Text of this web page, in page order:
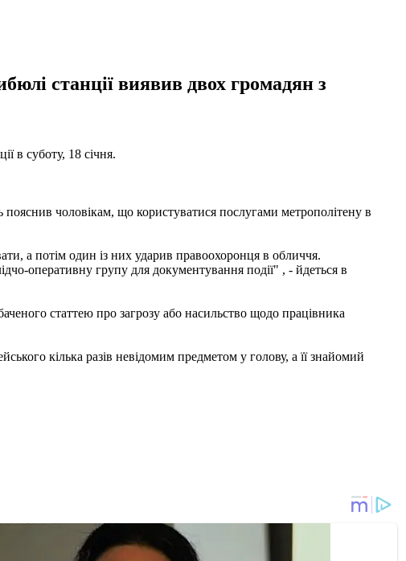
станції виявив двох громадян з
в суботу, 18 січня.
чоловікам, що користуватися послугами метрополітену в
а потім один із них ударив правоохоронця в обличчя.
оперативну групу для документування події" , - йдеться в
статтею про загрозу або насильство щодо працівника
кілька разів невідомим предметом у голову, а її знайомий